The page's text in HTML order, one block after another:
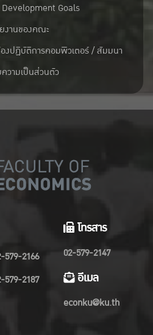
Goals
งานของคณะ
งปฏิบัติการคอมพิวเตอร์ / สัมมนา
วามเป็นส่วนตัว
579-2166
579-2187
โทรสาร
02-579-2147
อีเมล
econku@ku.th